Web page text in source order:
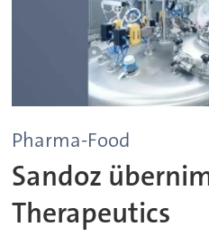
Pharma-Food
Sandoz
Therapeutics